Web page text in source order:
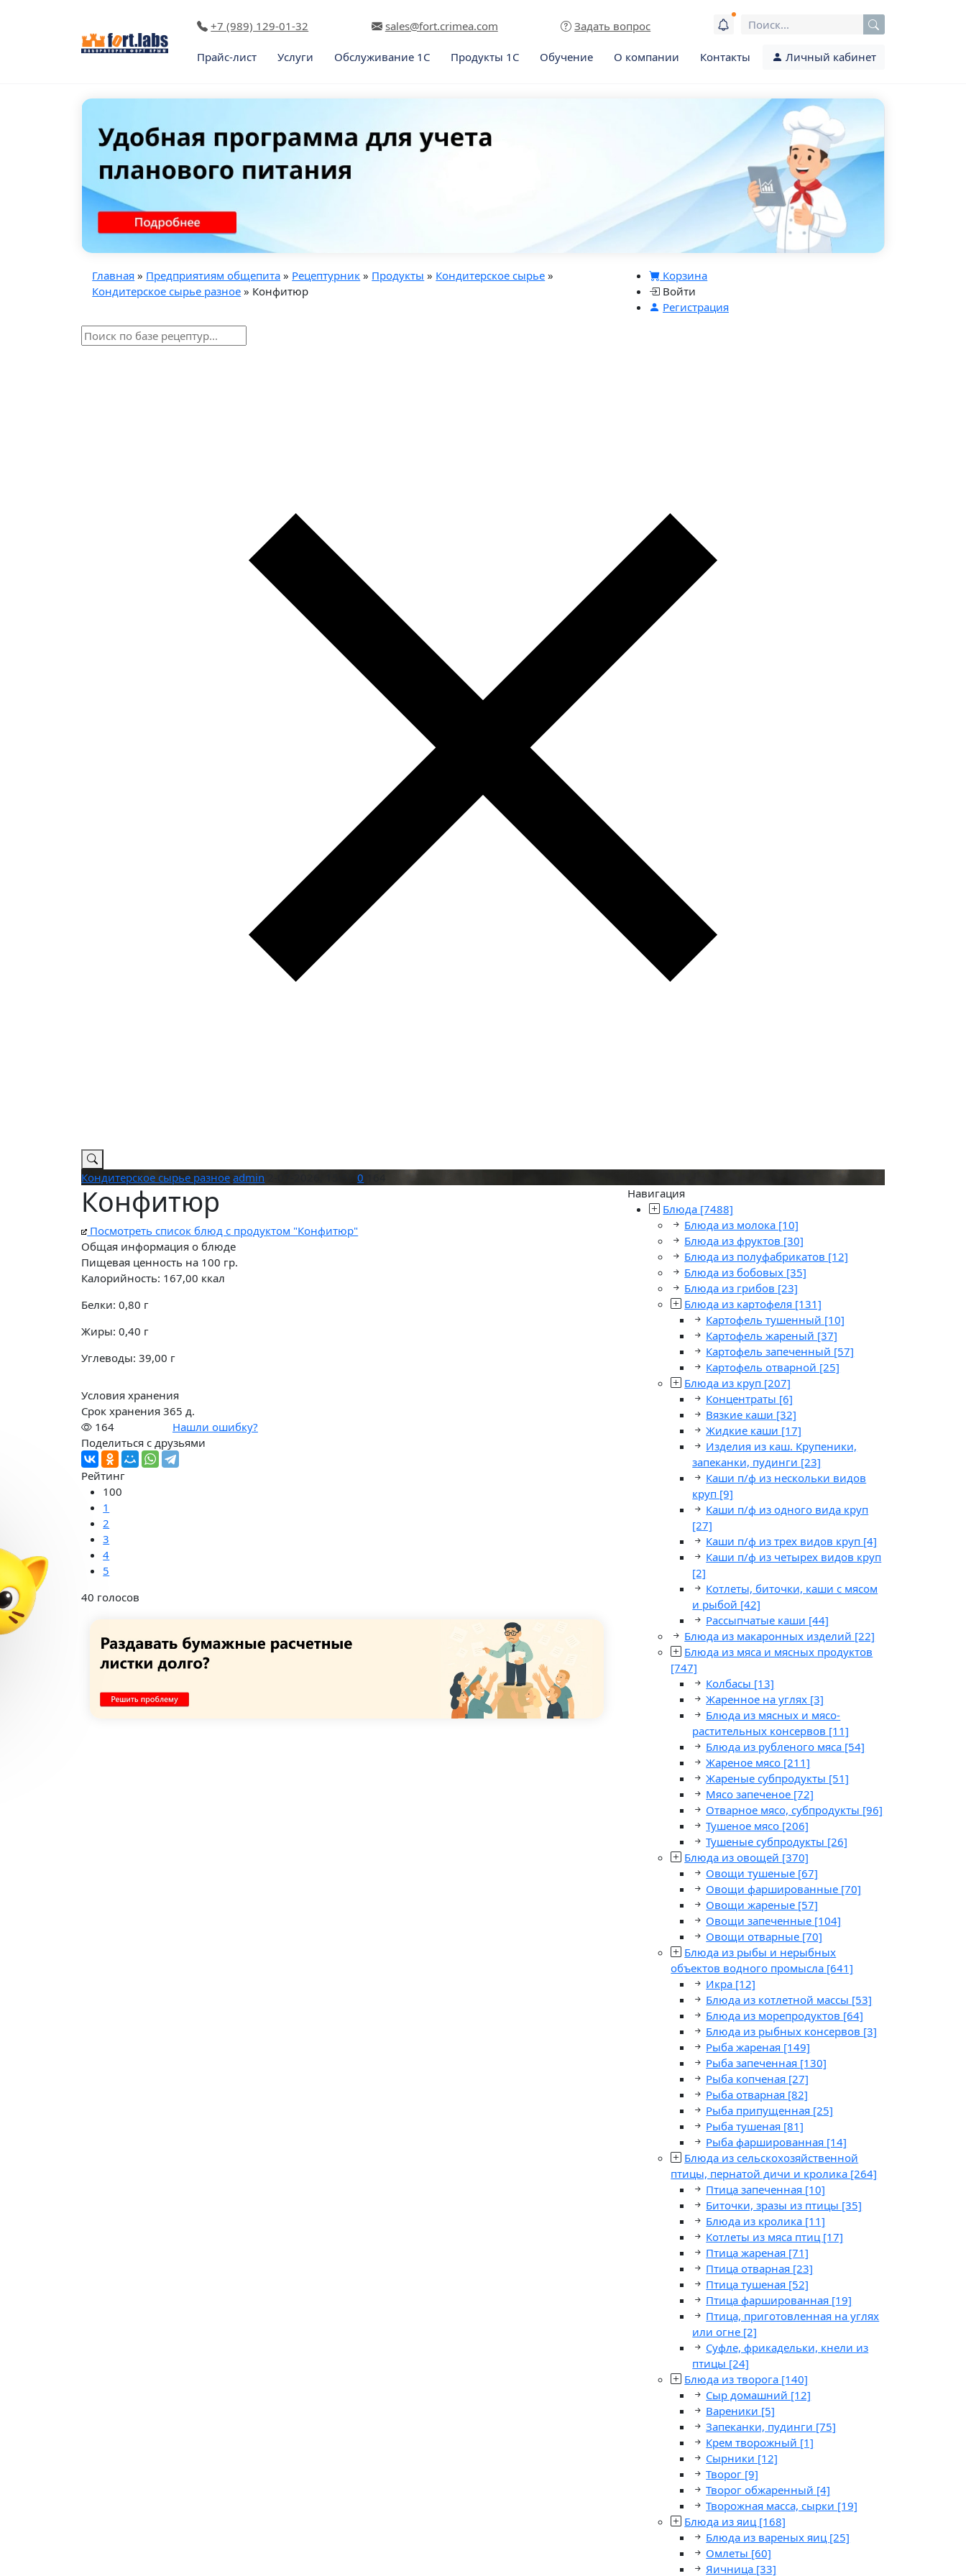
+7 (989) 129-01-32 sales@fort.crimea.com Задать вопрос
Прайс-лист Услуги Обслуживание 1С Продукты 1С Обучение О компании Контакты Личный кабинет
Главная » Предприятиям общепита » Рецептурник » Продукты » Кондитерское сырье »
Кондитерское сырье разное » Конфитюр
Корзина
Войти
Регистрация
Кондитерское сырье разное admin 0
Навигация
Блюда [7488]
Блюда из молока [10]
Блюда из фруктов [30]
Блюда из полуфабрикатов [12]
Блюда из бобовых [35]
Блюда из грибов [23]
Блюда из картофеля [131]
Картофель тушенный [10]
Картофель жареный [37]
Картофель запеченный [57]
Картофель отварной [25]
Блюда из круп [207]
Концентраты [6]
Вязкие каши [32]
Жидкие каши [17]
Изделия из каш. Крупеники,
запеканки, пудинги [23]
Каши п/ф из нескольки видов
круп [9]
Каши п/ф из одного вида круп
[27]
Каши п/ф из трех видов круп [4]
Каши п/ф из четырех видов круп
[2]
Котлеты, биточки, каши с мясом
и рыбой [42]
Рассыпчатые каши [44]
Блюда из макаронных изделий [22]
Блюда из мяса и мясных продуктов
[747]
Колбасы [13]
Жаренное на углях [3]
Блюда из мясных и мясо-
растительных консервов [11]
Блюда из рубленого мяса [54]
Жареное мясо [211]
Жареные субпродукты [51]
Мясо запеченое [72]
Отварное мясо, субпродукты [96]
Тушеное мясо [206]
Тушеные субпродукты [26]
Блюда из овощей [370]
Овощи тушеные [67]
Овощи фаршированные [70]
Овощи жареные [57]
Овощи запеченные [104]
Овощи отварные [70]
Блюда из рыбы и нерыбных
объектов водного промысла [641]
Икра [12]
Блюда из котлетной массы [53]
Блюда из морепродуктов [64]
Блюда из рыбных консервов [3]
Рыба жареная [149]
Рыба запеченная [130]
Рыба копченая [27]
Рыба отварная [82]
Рыба припущенная [25]
Рыба тушеная [81]
Рыба фаршированная [14]
Блюда из сельскохозяйственной
птицы, пернатой дичи и кролика [264]
Птица запеченная [10]
Биточки, зразы из птицы [35]
Блюда из кролика [11]
Котлеты из мяса птиц [17]
Птица жареная [71]
Птица отварная [23]
Птица тушеная [52]
Птица фаршированная [19]
Птица, приготовленная на углях
или огне [2]
Суфле, фрикадельки, кнели из
птицы [24]
Блюда из творога [140]
Сыр домашний [12]
Вареники [5]
Запеканки, пудинги [75]
Крем творожный [1]
Сырники [12]
Творог [9]
Творог обжаренный [4]
Творожная масса, сырки [19]
Блюда из яиц [168]
Блюда из вареных яиц [25]
Омлеты [60]
Яичница [33]
Конфитюр
Посмотреть список блюд с продуктом "Конфитюр"
Общая информация о блюде
Пищевая ценность на 100 гр.
Калорийность: 167,00 ккал
Белки: 0,80 г
Жиры: 0,40 г
Углеводы: 39,00 г
Условия хранения
Срок хранения 365 д.
164
Нашли ошибку?
Поделиться с друзьями
Рейтинг
100
1
2
3
4
5
40 голосов